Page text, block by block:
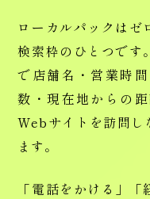
ローカルパックはゼ
検索枠のひとつです
で店舗名・営業時
数・現在地からの
Webサイトを訪問し
ます。
「電話をかける」